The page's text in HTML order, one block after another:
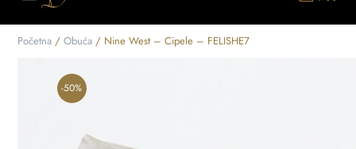
Početna /Obuća / Nine West – Cipele – FELISHE7
-50%